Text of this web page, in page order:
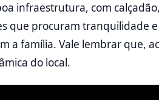
infraestrutura, com
que procuram tranquilidade
a família. Vale lembrar que,
do local.